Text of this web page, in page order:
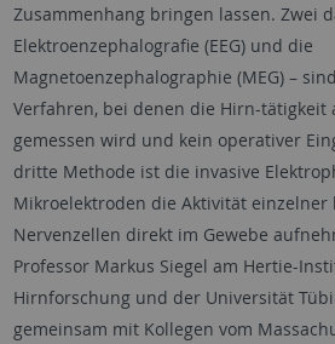
Zusammenhang bringen lassen. Zwei
Elektroenzephalografie (EEG) und die
Magnetoenzephalographie (MEG) –
Verfahren, bei denen die Hirn-tätigkeit
gemessen wird und kein operativer
dritte Methode ist die invasive
Mikroelektroden die Aktivität einzelner
Nervenzellen direkt im Gewebe
Professor Markus Siegel am Hertie-
Hirnforschung und der Universität
gemeinsam mit Kollegen vom